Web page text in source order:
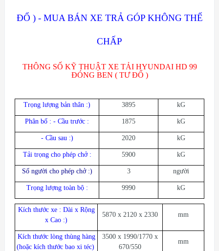
ĐỔ ) - MUA BÁN XE TRẢ GÓP KHÔNG THẾ
CHẤP
THÔNG SỐ KỸ THUẬT XE TẢI HYUNDAI HD 99
ĐÓNG BEN ( TƯ ĐỔ )
Trọng lượng bản thân :) 3895 kG
Phân bố : - Cầu trước : 1875 kG
- Cầu sau :) 2020 kG
Tải trọng cho phép chở : 5900 kG
Số người cho phép chở :) 3 người
Trọng lượng toàn bộ : 9990 kG
Kích thước xe : Dài x Rộng
x Cao :)
5870 x 2120 x 2330 mm
Kích thước lòng thùng hàng
(hoặc kích thước bao xi téc)
3500 x 1990/1770 x
670/550
mm